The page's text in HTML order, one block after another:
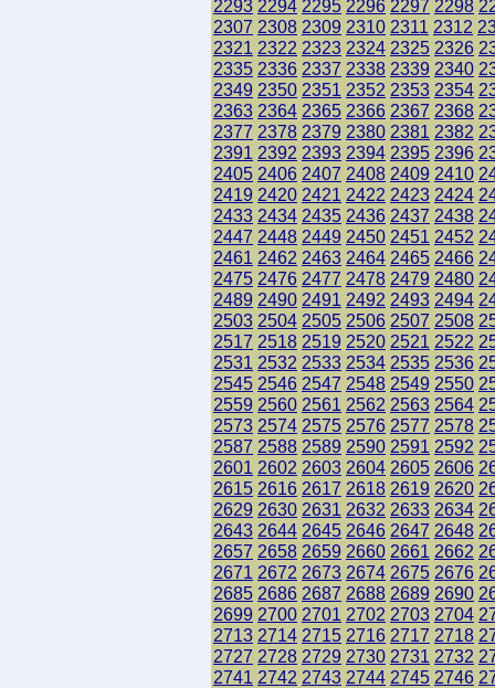
2293 2294 2295 2296 2297 2298
2307 2308 2309 2310 2311 2312
2321 2322 2323 2324 2325 2326
2335 2336 2337 2338 2339 2340
2349 2350 2351 2352 2353 2354
2363 2364 2365 2366 2367 2368
2377 2378 2379 2380 2381 2382
2391 2392 2393 2394 2395 2396
2405 2406 2407 2408 2409 2410
2419 2420 2421 2422 2423 2424
2433 2434 2435 2436 2437 2438
2447 2448 2449 2450 2451 2452
2461 2462 2463 2464 2465 2466
2475 2476 2477 2478 2479 2480
2489 2490 2491 2492 2493 2494
2503 2504 2505 2506 2507 2508
2517 2518 2519 2520 2521 2522
2531 2532 2533 2534 2535 2536
2545 2546 2547 2548 2549 2550
2559 2560 2561 2562 2563 2564
2573 2574 2575 2576 2577 2578
2587 2588 2589 2590 2591 2592
2601 2602 2603 2604 2605 2606
2615 2616 2617 2618 2619 2620
2629 2630 2631 2632 2633 2634
2643 2644 2645 2646 2647 2648
2657 2658 2659 2660 2661 2662
2671 2672 2673 2674 2675 2676
2685 2686 2687 2688 2689 2690
2699 2700 2701 2702 2703 2704
2713 2714 2715 2716 2717 2718
2727 2728 2729 2730 2731 2732
2741 2742 2743 2744 2745 2746